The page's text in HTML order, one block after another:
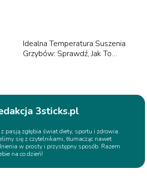
Idealna Temperatura Suszenia
Grzybów: Sprawdź, Jak To
3sticks.pl
pasją zgłębia świat diety, sportu i zdrowia.
się z czytelnikami, tłumacząc nawet
w prosty i przystępny sposób. Razem
na co dzień!